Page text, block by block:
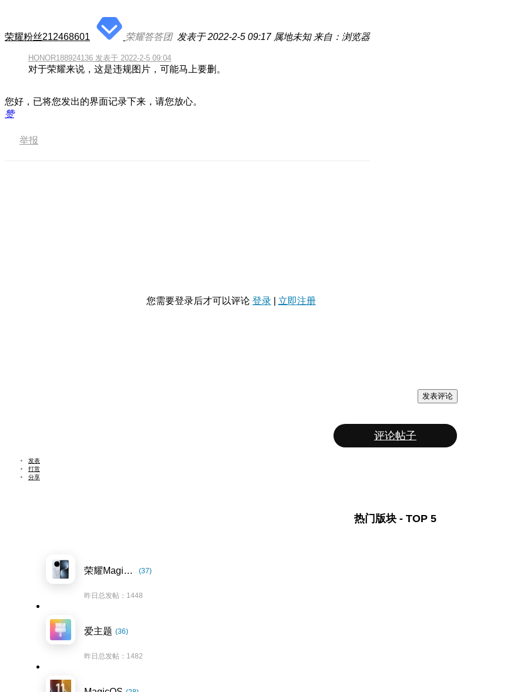
荣耀粉丝212468601 荣耀答答团 发表于 2022-2-5 09:17 属地未知 来自：浏览器
HONOR188924136 发表于 2022-2-5 09:04
对于荣耀来说，这是违规图片，可能马上要删。
您好，已将您发出的界面记录下来，请您放心。
赞
举报
您需要登录后才可以评论 登录 立即注册
发表评论
评论帖子
发表
打赏
分享
热门版块 - TOP 5
荣耀Magic7系列 (37)
昨日总发帖：1448
爱主题 (36)
昨日总发帖：1482